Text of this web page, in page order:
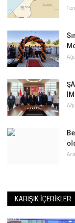
KARIŞIK İÇERIKLER